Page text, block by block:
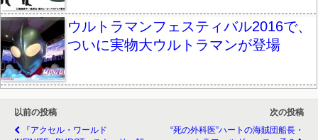
ウルトラマンフェスティバル2016で、
ついに実物大ウルトラマンが登場
以前の投稿
『アクセル・ワールド
次の投稿
“死の外科医”ハートの海賊団船長・